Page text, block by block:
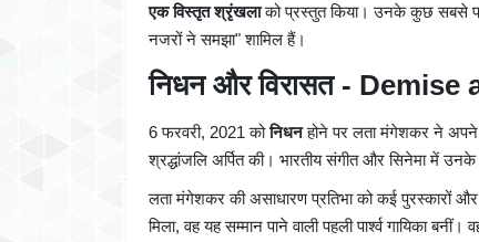
एक विस्तृत श्रृंखलाको प्रस्तुत किया। उनके कुछ सबसे
नजरों ने समझा" शामिल हैं।
निधन और विरासत -
6 फरवरी, 2021 कोनिधनहोने पर लता मंगेशकर ने
श्रद्धांजलि अर्पित की। भारतीय संगीत और सिनेमा में उनके
लता मंगेशकर की असाधारण प्रतिभा को कई पुरस्कारों और
मिला, वह यह सम्मान पाने वाली पहली पार्श्व गायिका